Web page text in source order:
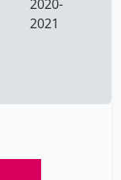
2020-
2021